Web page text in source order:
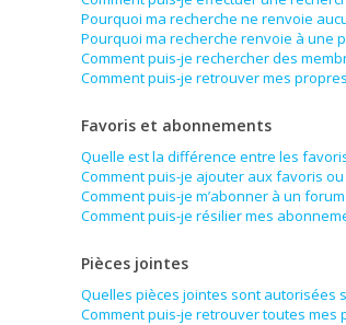
Pourquoi ma recherche ne renvoie
Pourquoi ma recherche renvoie à une
Comment puis-je rechercher des
Comment puis-je retrouver mes
Favoris et abonnements
Quelle est la différence entre les
Comment puis-je ajouter aux favoris
Comment puis-je m’abonner à un
Comment puis-je résilier mes
Pièces jointes
Quelles pièces jointes sont autorisées
Comment puis-je retrouver toutes mes